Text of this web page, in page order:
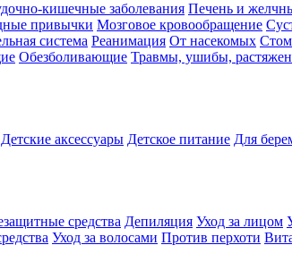
кишечные заболевания Печень и
привычки Мозговое кровообращение
система Реанимация От насекомых
Обезболивающие Травмы, ушибы,
Детские аксессуары Детское питание Для
средства Депиляция Уход за лицом
Уход за волосами Против перхоти